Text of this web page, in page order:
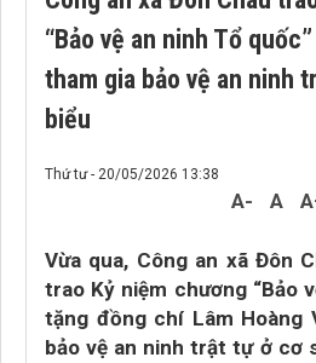
“Bảo vệ an ninh Tổ
tham gia bảo vệ an ninh
biểu
Thứ tư - 20/05/2026 13:38
A- A
Vừa qua, Công an xã Đôn
trao Kỷ niệm chương “Bảo
tặng đồng chí Lâm Hoàng
bảo vệ an ninh trật tự ở cơ